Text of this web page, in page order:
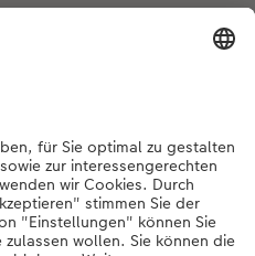
können Sie uns gerne von
Uhr und Sonntag von 10:00 –
ausgenommen) unter der
564 kontaktieren.